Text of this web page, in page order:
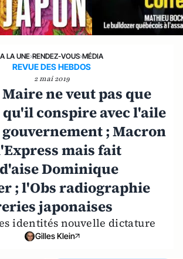
A LA UNE›RENDEZ-VOUS›MÉDIA
REVUE DES HEBDOS
2 mai 2019
ne veut pas que
conspire avec l'aile
; Macron
mais fait
Dominique
; l'Obs radiographie
japonaises
identités nouvelle dictature
Gilles Klein